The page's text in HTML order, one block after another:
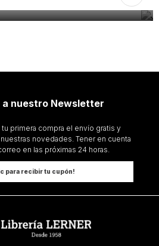
nuestro Newsletter
primera compra el envío gratis y
novedades. Tener en cuenta
en las próximas 24 horas.
para recibir tu cupón!